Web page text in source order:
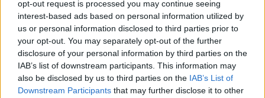
opt-out request is processed you may continue seeing
interest-based ads based on personal information utilized by
us or personal information disclosed to third parties prior to
your opt-out. You may separately opt-out of the further
disclosure of your personal information by third parties on the
IAB’s list of downstream participants. This information may
also be disclosed by us to third parties on the IAB’s List of
Downstream Participants that may further disclose it to other
Με συγκρατημένες προσδοκίες ξεκινά τον Ιούνιο το
πρόγραμμα «Ανακαινίζω» για να ενισχυθεί η πολιτική
αύξησης της προσφοράς ακινήτων με «πηγή» τη δεξαμενή
των κλειστών σπιτιών με στόχευση σε 15.000-20.000
ιδιοκτήτες κλειστών ακινήτων (πάνω από 3.000 στη